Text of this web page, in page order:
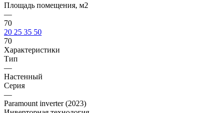
Площадь помещения, м2
—
70
20 25 35 50
70
Характеристики
Тип
—
Настенный
Серия
—
Paramount inverter (2023)